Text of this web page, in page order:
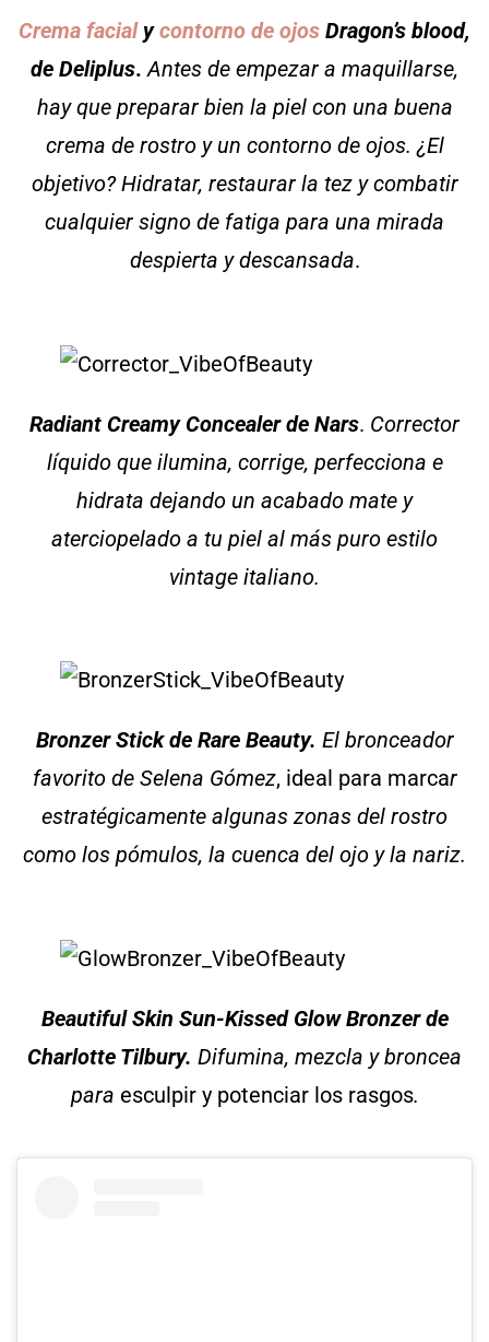
Crema facialycontorno de ojos Dragon’s blood,
de Deliplus.Antes de empezar a maquillarse,
hay que preparar bien la piel con una buena
crema de rostro y un contorno de ojos. ¿El
objetivo? Hidratar, restaurar la tez y combatir
cualquier signo de fatiga para una mirada
despierta y descansada.
Radiant Creamy Concealer de Nars. Corrector
líquido que ilumina, corrige, perfecciona e
hidrata dejando un acabado mate y
aterciopelado a tu piel al más puro estilo
vintage italiano.
Bronzer Stick de Rare Beauty. El bronceador
favorito de Selena Gómez, ideal para marcar
estratégicamente algunas zonas del rostro
como los pómulos, la cuenca del ojo y la nariz.
Beautiful Skin Sun-Kissed Glow Bronzer de
Charlotte Tilbury. Difumina, mezcla y broncea
para esculpir y potenciar los rasgos.